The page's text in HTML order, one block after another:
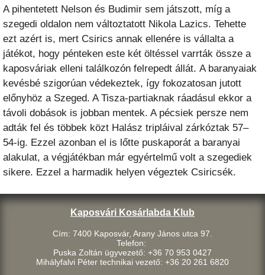
A pihentetett Nelson és Budimir sem játszott, míg a
szegedi oldalon nem változtatott Nikola Lazics. Tehette
ezt azért is, mert Csirics annak ellenére is vállalta a
játékot, hogy pénteken este két öltéssel varrták össze a
kaposváriak elleni találkozón felrepedt állát. A baranyaiak
kevésbé szigorúan védekeztek, így fokozatosan jutott
előnyhöz a Szeged. A Tisza-partiaknak ráadásul ekkor a
távoli dobások is jobban mentek. A pécsiek persze nem
adták fel és többek közt Halász tripláival zárkóztak 57–
54-ig. Ezzel azonban el is lőtte puskaporát a baranyai
alakulat, a végjátékban már egyértelmű volt a szegediek
sikere. Ezzel a harmadik helyen végeztek Csiricsék.
Kaposvári Kosárlabda Klub
Cím: 7400 Kaposvár, Arany János utca 97.
Telefon:
Puska Zoltán ügyvezető: +36 70 953 0427
Mihályfalvi Péter technikai vezető: +36 20 261 6820